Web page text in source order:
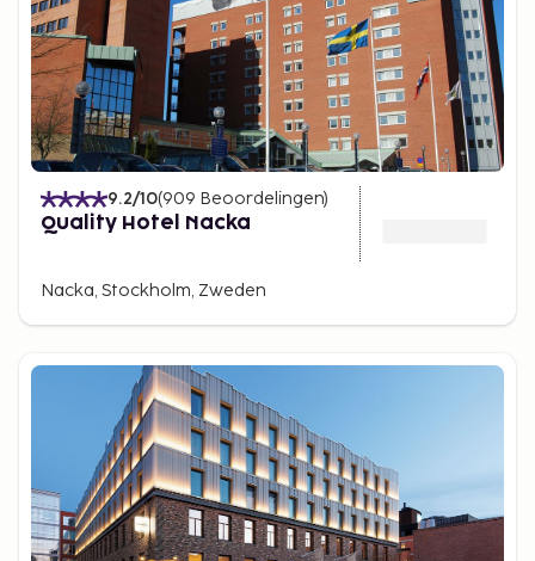
9.2/10(909 Beoordelingen)
Quality Hotel Nacka
Nacka, Stockholm, Zweden